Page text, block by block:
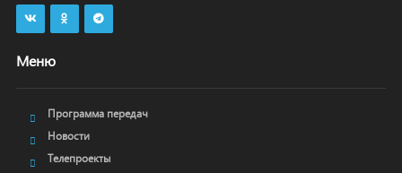
Меню
Программа передач
Новости
Телепроекты